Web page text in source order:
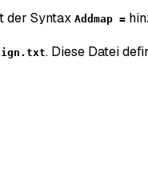
der Syntax Addmap =
. Diese Datei